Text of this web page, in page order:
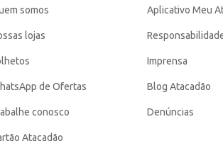
somos
lojas
de Ofertas
conosco
Atacadão
Aplicativo Meu
Imprensa
Blog Atacadão
Denúncias